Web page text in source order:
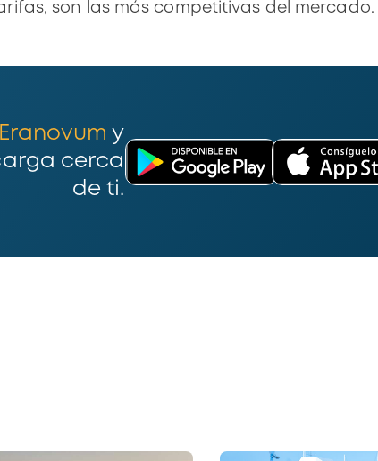
, son las más competitivas del mercado.
y
cerca
de ti.